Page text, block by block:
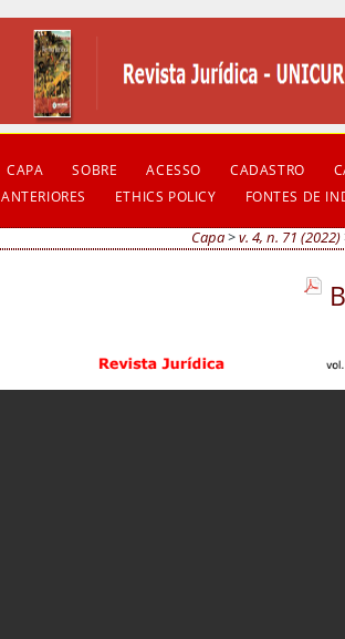
CAPA SOBRE ACESSO CADASTRO
ANTERIORES
ETHICS POLICY FONTES DE
Capa>v. 4, n. 71 (2022)